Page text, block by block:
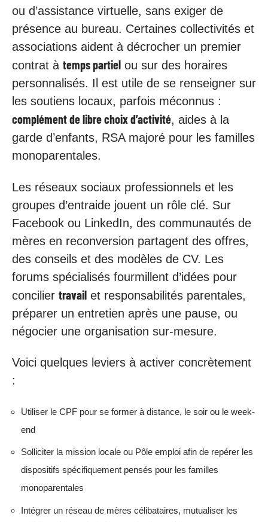
ou d’assistance virtuelle, sans exiger de
présence au bureau. Certaines collectivités et
associations aident à décrocher un premier
contrat à temps partiel ou sur des horaires
personnalisés. Il est utile de se renseigner sur
les soutiens locaux, parfois méconnus :
complément de libre choix d’activité, aides à la
garde d’enfants, RSA majoré pour les familles
monoparentales.
Les réseaux sociaux professionnels et les
groupes d’entraide jouent un rôle clé. Sur
Facebook ou LinkedIn, des communautés de
mères en reconversion partagent des offres,
des conseils et des modèles de CV. Les
forums spécialisés fourmillent d’idées pour
concilier travail et responsabilités parentales,
préparer un entretien après une pause, ou
négocier une organisation sur-mesure.
Voici quelques leviers à activer concrètement
:
Utiliser le CPF pour se former à distance, le soir ou le week-
end
Solliciter la mission locale ou Pôle emploi afin de repérer les
dispositifs spécifiquement pensés pour les familles
monoparentales
Intégrer un réseau de mères célibataires, mutualiser les